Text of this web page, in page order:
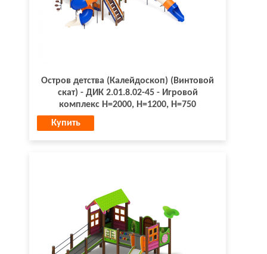
Остров детства (Калейдоскоп) (Винтовой
скат) - ДИК 2.01.8.02-45 - Игровой
комплекс H=2000, H=1200, Н=750
Купить